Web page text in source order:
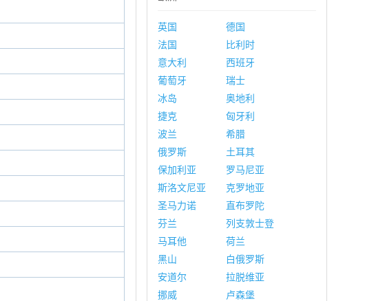
英国
德国
法国
比利时
意大利
西班牙
葡萄牙
瑞士
冰岛
奥地利
捷克
匈牙利
波兰
希腊
俄罗斯
土耳其
保加利亚
罗马尼亚
斯洛文尼亚
克罗地亚
圣马力诺
直布罗陀
芬兰
列支敦士登
马耳他
荷兰
黑山
白俄罗斯
安道尔
拉脱维亚
挪威
卢森堡